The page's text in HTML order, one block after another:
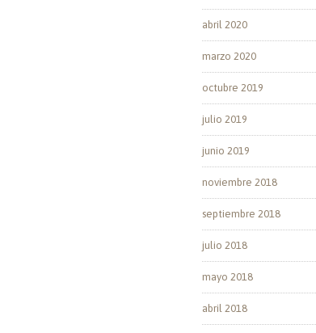
abril 2020
marzo 2020
octubre 2019
julio 2019
junio 2019
noviembre 2018
septiembre 2018
julio 2018
mayo 2018
abril 2018